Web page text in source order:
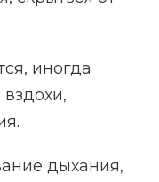
иногда
дыхания,